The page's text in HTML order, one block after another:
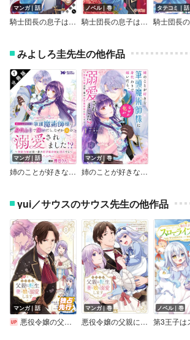
マンガ｜話
騎士団長の息子は悪役令嬢を溺愛する（コミック） 分冊版
ノベル｜巻
騎士団長の息子は悪役令嬢を溺愛する
タテコミ｜話
みよしろ圭先生の他作品
マンガ｜話
姉のことが好きな筆頭魔術師様に身代わりで嫁いだら、なぜか私が溺愛されました！？ ～無能令嬢は国一番の結界魔術師に開花する～（コミック） 分冊版
マンガ｜巻
姉のことが好きな筆頭魔術師様に身代わりで嫁いだら、なぜか私が溺愛されました！？ ～無能令嬢は国一番の結界魔術師に開花する～（コミック）
yui／サウスのサウス先生の他作品
マンガ｜話
悪役令嬢の父親に転生したので、妻と娘を溺愛します（話売り）
マンガ｜巻
悪役令嬢の父親に転生したので、妻と娘を溺愛します
ノベル｜巻